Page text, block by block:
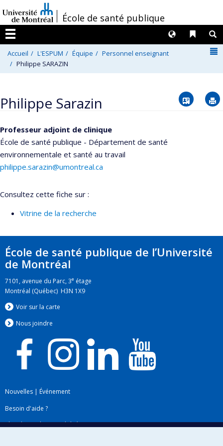
au
contenu
/École de santé publique
Menu
Liens
Langues
Accueil L'ESPUM Équipe
Personnel enseignant
Philippe SARAZIN
Philippe Sarazin Vcard
Professeur adjoint de clinique
École de santé publique - Département de santé
environnementale et santé au travail
philippe.sarazin@umontreal.ca
Consultez cette fiche sur :
Vitrine de la recherche
École de santé publique de l’Université
de Montréal
7101, avenue du Parc, 3e étage
Montréal (Québec) H3N 1X9
Voir sur la carte
Nous joindre
Nouvelles | Événement
Besoin d'aide ?
Plan du site|Accessibilité